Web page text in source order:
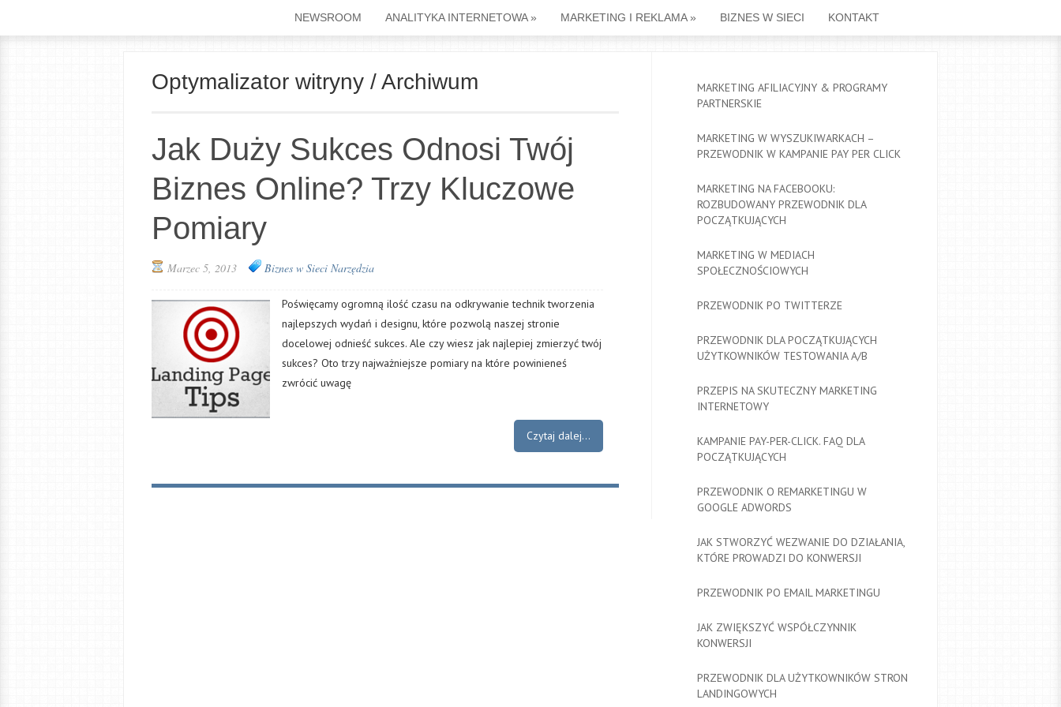
NEWSROOM ANALITYKA INTERNETOWA» MARKETING I REKLAMA» BIZNES W SIECI KONTAKT
Optymalizator witryny / Archiwum
Jak Duży Sukces Odnosi Twój
Biznes Online? Trzy Kluczowe
Pomiary
Marzec 5, 2013 Biznes w Sieci Narzędzia
Poświęcamy ogromną ilość czasu na odkrywanie technik tworzenia
najlepszych wydań i designu, które pozwolą naszej stronie
docelowej odnieść sukces. Ale czy wiesz jak najlepiej zmierzyć twój
sukces? Oto trzy najważniejsze pomiary na które powinieneś
zwrócić uwagę
Czytaj dalej...
MARKETING AFILIACYJNY & PROGRAMY
PARTNERSKIE
MARKETING W WYSZUKIWARKACH –
PRZEWODNIK W KAMPANIE PAY PER CLICK
MARKETING NA FACEBOOKU:
ROZBUDOWANY PRZEWODNIK DLA
POCZĄTKUJĄCYCH
MARKETING W MEDIACH
SPOŁECZNOŚCIOWYCH
PRZEWODNIK PO TWITTERZE
PRZEWODNIK DLA POCZĄTKUJĄCYCH
UŻYTKOWNIKÓW TESTOWANIA A/B
PRZEPIS NA SKUTECZNY MARKETING
INTERNETOWY
KAMPANIE PAY-PER-CLICK. FAQ DLA
POCZĄTKUJĄCYCH
PRZEWODNIK O REMARKETINGU W
GOOGLE ADWORDS
JAK STWORZYĆ WEZWANIE DO DZIAŁANIA,
KTÓRE PROWADZI DO KONWERSJI
PRZEWODNIK PO EMAIL MARKETINGU
JAK ZWIĘKSZYĆ WSPÓŁCZYNNIK
KONWERSJI
PRZEWODNIK DLA UŻYTKOWNIKÓW STRON
LANDINGOWYCH